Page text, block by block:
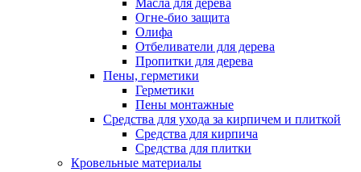
Масла для дерева
Огне-био защита
Олифа
Отбеливатели для дерева
Пропитки для дерева
Пены, герметики
Герметики
Пены монтажные
Средства для ухода за кирпичем и плиткой
Средства для кирпича
Средства для плитки
Кровельные материалы